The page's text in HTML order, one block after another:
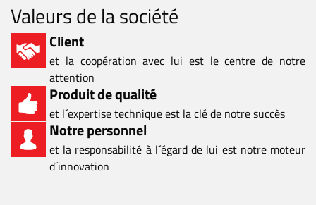
Valeurs de la société
Client
et la coopération avec lui est le centre de notre
attention
Produit de qualité
et l´expertise technique est la clé de notre succès
Notre personnel
et la responsabilité à l´égard de lui est notre moteur
d´innovation